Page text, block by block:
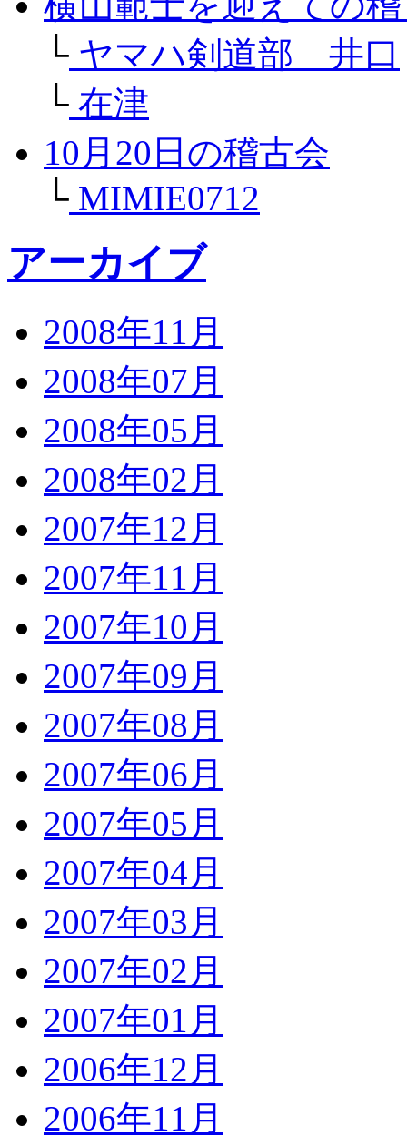
└ ヤマハ剣道部 井口
└ 在津
10月20日の稽古会
└ MIMIE0712
アーカイブ
2008年11月
2008年07月
2008年05月
2008年02月
2007年12月
2007年11月
2007年10月
2007年09月
2007年08月
2007年06月
2007年05月
2007年04月
2007年03月
2007年02月
2007年01月
2006年12月
2006年11月